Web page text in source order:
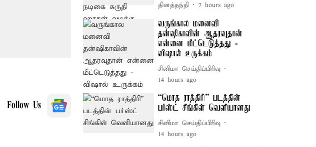
Follow Us
தினத்தந்தி 7 hours ago
வருங்கால மனைவி
தன்ஷிகாவின் ஆதரவுதான்
என்னை மீட்டெடுத்தது -
விஷால் உருக்கம்
சினிமா செய்திப்பிரிவு
14 hours ago
“மொத ராத்திரி” படத்தின்
பர்ஸ்ட் சிங்கிள் வெளியானது
சினிமா செய்திப்பிரிவு
14 hours ago